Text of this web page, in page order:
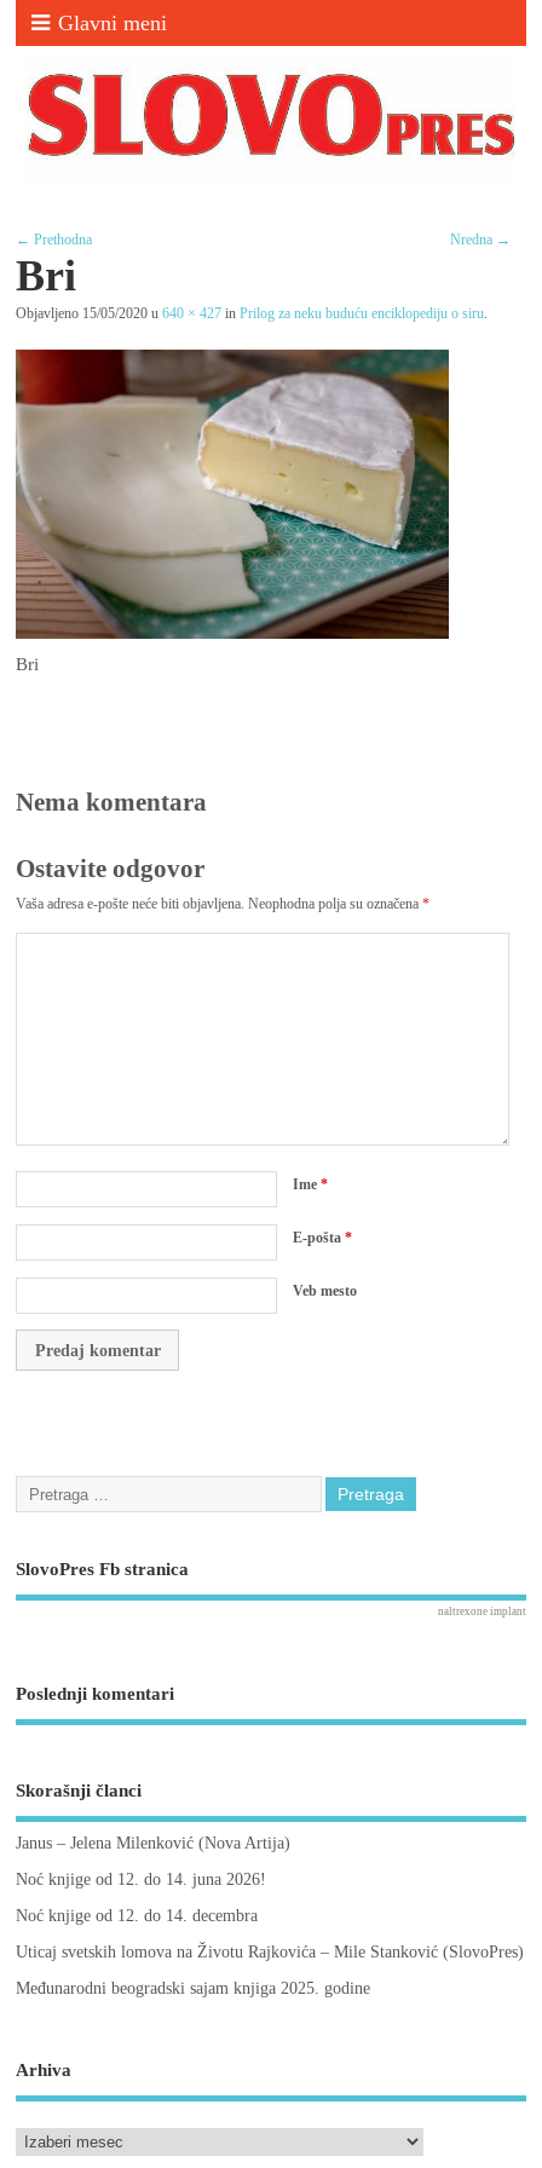
Glavni meni
← Prethodna Nredna →
Bri
Objavljeno 15/05/2020 u640 × 427 inPrilog za neku buduću enciklopediju o siru.
Bri
Nema komentara
Ostavite odgovor
Vaša adresa e-pošte neće biti objavljena. Neophodna polja su označena*
Ime*
E-pošta*
Veb mesto
SlovoPres Fb stranica
naltrexone implant
Poslednji komentari
Skorašnji članci
Janus – Jelena Milenković (Nova Artija)
Noć knjige od 12. do 14. juna 2026!
Noć knjige od 12. do 14. decembra
Uticaj svetskih lomova na Životu Rajkovića – Mile Stanković (SlovoPres)
Međunarodni beogradski sajam knjiga 2025. godine
Arhiva